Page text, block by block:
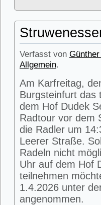
Verfasst von
Allgemein.
Am Karfreitag,
Burgsteinfurt das
dem Hof Dudek
Radtour vor dem
die Radler um
Leerer Straße.
Radeln nicht
Uhr auf dem Hof
teilnehmen
1.4.2026 unter
angenommen.